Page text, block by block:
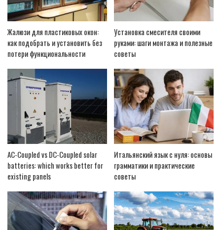
Жалюзи для пластиковых окон:
как подобрать и установить без
потери функциональности
Установка смесителя своими
руками: шаги монтажа и полезные
советы
AC-Coupled vs DC-Coupled solar
batteries: which works better for
existing panels
Итальянский язык с нуля: основы
грамматики и практические
советы